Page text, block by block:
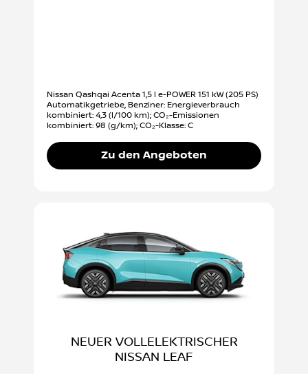
Nissan Qashqai Acenta 1,5 l e-POWER 151 kW (205 PS)
Automatikgetriebe, Benziner: Energieverbrauch
kombiniert: 4,3 (l/100 km); CO₂-Emissionen
kombiniert: 98 (g/km); CO₂-Klasse: C
Zu den Angeboten
NEUER VOLLELEKTRISCHER
NISSAN LEAF